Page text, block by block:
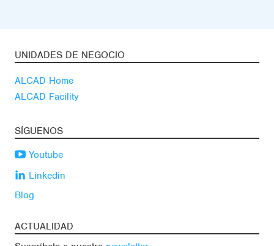
UNIDADES DE NEGOCIO
ALCAD Home
ALCAD Facility
SÍGUENOS
Youtube
Linkedin
Blog
ACTUALIDAD